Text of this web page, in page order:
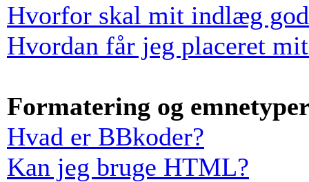
Hvorfor skal mit indlæg
Hvordan får jeg placeret
Formatering og
Hvad er BBkoder?
Kan jeg bruge HTML?